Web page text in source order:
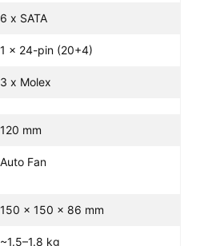
6 x SATA
1 x 24-pin (20+4)
3 x Molex
120 mm
Auto Fan
150 x 150 x 86 mm
~1.5–1.8 kg